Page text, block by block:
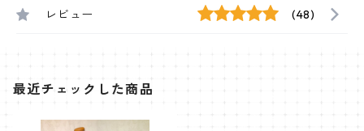
レビュー (48)
最近チェックした商品